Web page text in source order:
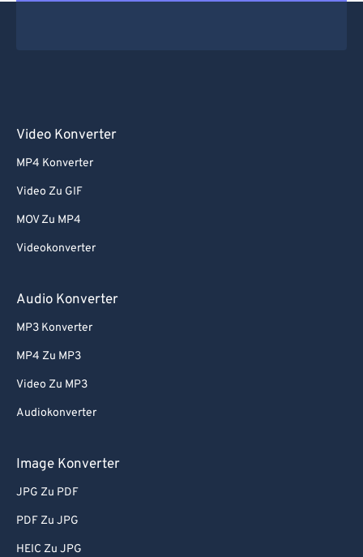
Video Konverter
MP4 Konverter
Video Zu GIF
MOV Zu MP4
Videokonverter
Audio Konverter
MP3 Konverter
MP4 Zu MP3
Video Zu MP3
Audiokonverter
Image Konverter
JPG Zu PDF
PDF Zu JPG
HEIC Zu JPG